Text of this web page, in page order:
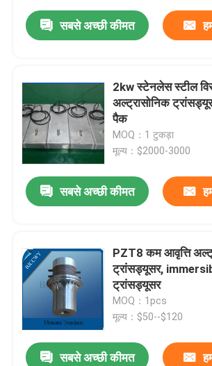
सबसे अच्छी कीमत
2kw स्टेनलेस स्टील
अल्ट्रासोनिक
पैक
MOQ：1 टुकड़ा
मूल्य：$2000-3000
सबसे अच्छी कीमत
PZT8 कम आवृत्ति
ट्रांसड्यूसर,
ट्रांसड्यूसर
MOQ：1pcs
मूल्य：$50--$120
सबसे अच्छी कीमत